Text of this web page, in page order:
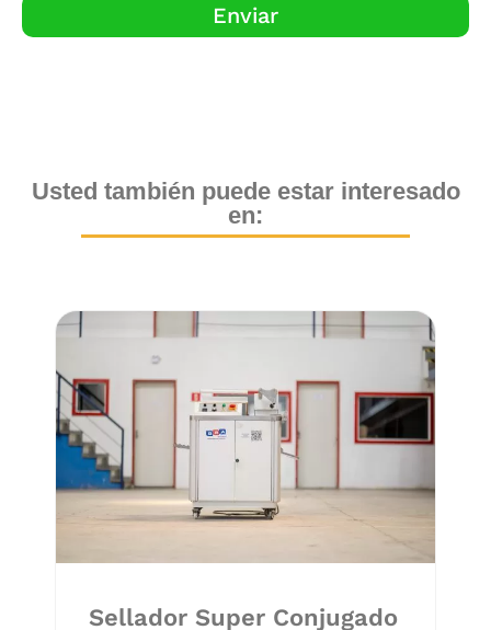
Enviar
Usted también puede estar interesado
en:
Sellador Super Conjugado